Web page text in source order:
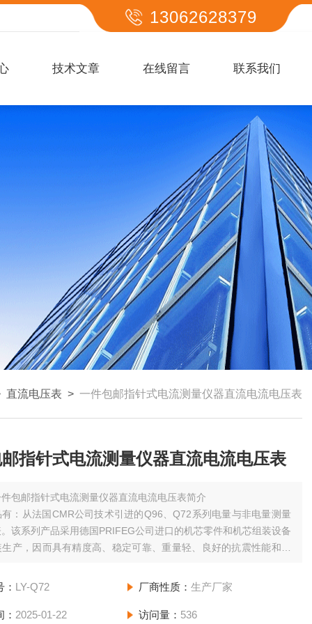
13062628379
技术文章 在线留言 联系我们
直流电压表 > 一件包邮指针式电流测量仪器直流电流电压表
指针式电流测量仪器直流电流电压表
包邮指针式电流测量仪器直流电流电压表简介
有：从法国CMR公司技术引进的Q96、Q72系列电量与非电量测量
该系列产品采用德国PRIFEG公司进口的机芯零件和机芯组装设备
产，因而具有精度高、稳定可靠、重量轻、良好的抗震性能和抗
级社认可证书。
LY-Q72 厂商性质： 生产厂家
2025-01-22 访问量： 536